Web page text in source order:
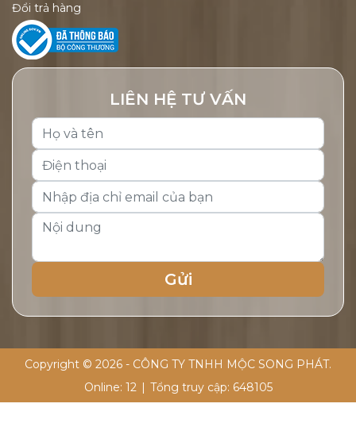
Đổi trả hàng
LIÊN HỆ TƯ VẤN
Copyright © 2026 - CÔNG TY TNHH MỘC SONG PHÁT.
Online: 12 Tổng truy cập: 648105